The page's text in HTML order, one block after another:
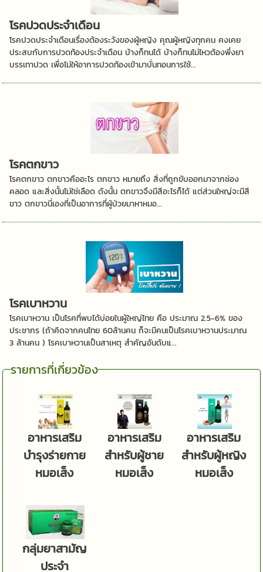
โรคปวดประจำเดือน
โรคปวดประจำเดือนเรื่องต้องระวังของผู้หญิง คุณผู้หญิงทุกคน คงเคย
ประสบกับการปวดท้องประจำเดือน บ้างก็ทนได้ บ้างก็ทนไม่ไหวต้องพึ่งยา
บรรเทาปวด เพื่อไม่ให้อาการปวดท้องเข้ามาบั่นทอนการใช้...
โรคตกขาว
โรคตกขาว ตกขาวคืออะไร ตกขาว หมายถึง สิ่งที่ถูกขับออกมาจากช่อง
คลอด และสิ่งนั้นไม่ใช่เลือด ดังนั้น ตกขาวจึงมีสีอะไรก็ได้ แต่ส่วนใหญ่จะมีสี
ขาว ตกขาวนี่เองที่เป็นอาการที่ผู้ป่วยมาหาหมอ...
โรคเบาหวาน
โรคเบาหวาน เป็นโรคที่พบได้บ่อยในผู้ใหญ่ไทย คือ ประมาณ 2.5-6% ของ
ประชากร (ถ้าคิดจากคนไทย 60ล้านคน ก็จะมีคนเป็นโรคเบาหวานประมาณ
3 ล้านคน ) โรคเบาหวานเป็นสาเหตุ สำคัญอันดับแ...
รายการที่เกี่ยวข้อง
อาหารเสริม
บำรุงร่ายกาย
หมอเส็ง
อาหารเสริม
สำหรับผู้ชาย
หมอเส็ง
อาหารเสริม
สำหรับผู้หญิง
หมอเส็ง
กลุ่มยาสามัญ
ประจำ